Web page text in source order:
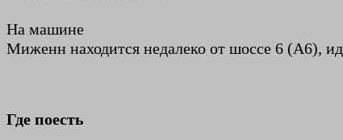
На машине
Миженн находится недалеко от шоссе 6 (А6),
Где поесть